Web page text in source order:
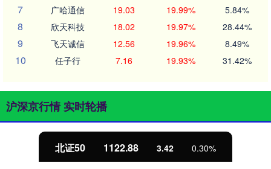
7 广哈通信 19.03 19.99% 5.84%
8 欣天科技 18.02 19.97% 28.44%
9 飞天诚信 12.56 19.96% 8.49%
10 任子行 7.16 19.93% 31.42%
沪深京行情 实时轮播
北证50 1122.88 3.42 0.30%